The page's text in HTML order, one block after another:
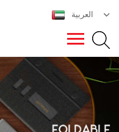
العربية